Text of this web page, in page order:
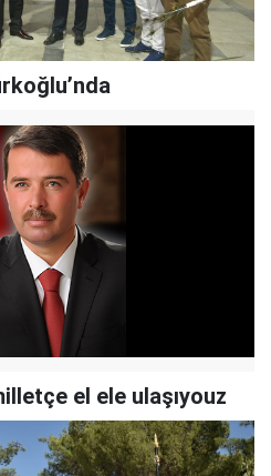
el ele ulaşıyouz